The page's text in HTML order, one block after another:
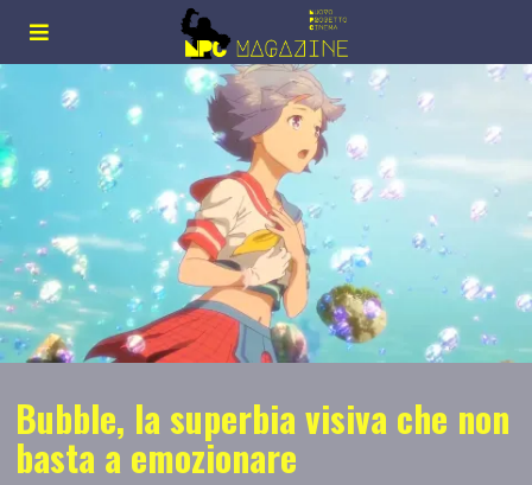
Bubble, la superbia visiva che non
basta a emozionare